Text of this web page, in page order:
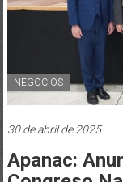
NEGOCIOS
30 de abril de 2025
Apanac: